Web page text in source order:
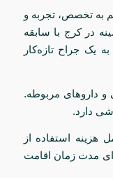
به تخصص، تجربه و
در کرج با سابقه
یک جراح تازه‌کار
داروهای مربوطه.
دارد.
هزینه استفاده از
مدت زمان اقامت